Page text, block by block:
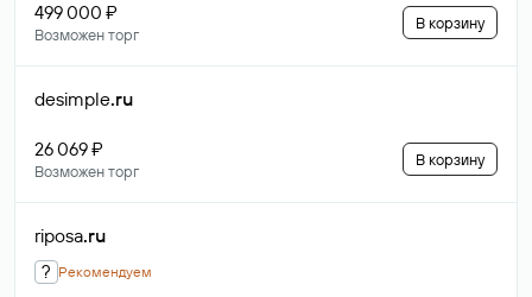
499 000 ₽
Возможен торг
В корзину
desimple.ru
26 069 ₽
Возможен торг
В корзину
riposa.ru
? Рекомендуем